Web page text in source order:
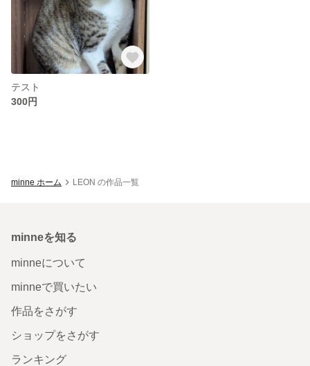
テスト
300円
minne ホーム LEON の作品一覧
minneを知る
minneについて
minneで買いたい
作品をさがす
ショップをさがす
ランキング